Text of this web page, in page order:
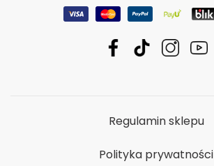
Regulamin sklepu
Polityka prywatności